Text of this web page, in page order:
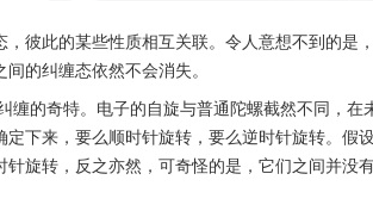
彼此的某些性质相互关联。令人意想不到的是
的纠缠态依然不会消失。
缠的奇特。电子的自旋与普通陀螺截然不同，
下来，要么顺时针旋转，要么逆时针旋转。假
旋转，反之亦然，可奇怪的是，它们之间并没